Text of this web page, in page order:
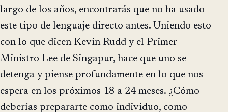
largo de los años, encontrarás que no ha usado
este tipo de lenguaje directo antes. Uniendo esto
con lo que dicen Kevin Rudd y el Primer
Ministro Lee de Singapur, hace que uno se
detenga y piense profundamente en lo que nos
espera en los próximos 18 a 24 meses. ¿Cómo
deberías prepararte como individuo, como